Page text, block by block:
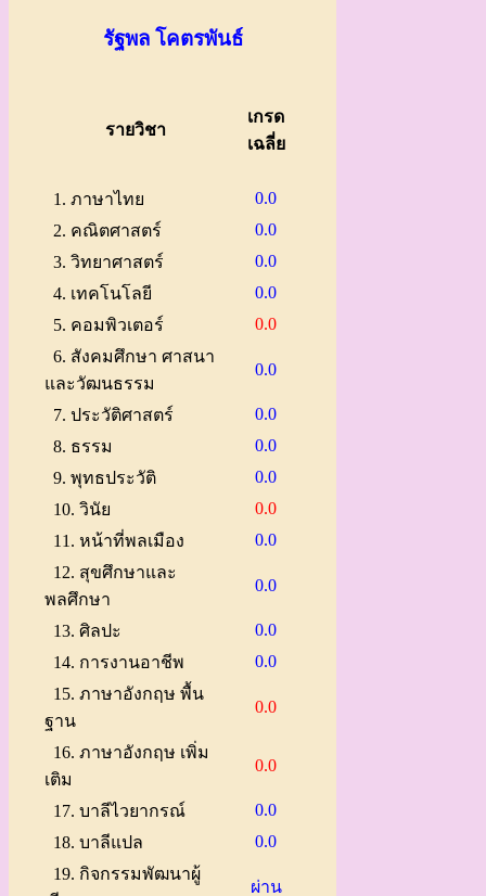
รัฐพล โคตรพันธ์
รายวิชา
เกรด
เฉลี่ย
1. ภาษาไทย
0.0
2. คณิตศาสตร์
0.0
3. วิทยาศาสตร์
0.0
4. เทคโนโลยี
0.0
5. คอมพิวเตอร์
0.0
6. สังคมศึกษา ศาสนา
และวัฒนธรรม
0.0
7. ประวัติศาสตร์
0.0
8. ธรรม
0.0
9. พุทธประวัติ
0.0
10. วินัย
0.0
11. หน้าที่พลเมือง
0.0
12. สุขศึกษาและ
พลศึกษา
0.0
13. ศิลปะ
0.0
14. การงานอาชีพ
0.0
15. ภาษาอังกฤษ พื้น
ฐาน
0.0
16. ภาษาอังกฤษ เพิ่ม
เติม
0.0
17. บาลีไวยากรณ์
0.0
18. บาลีแปล
0.0
19. กิจกรรมพัฒนาผู้
ผ่าน